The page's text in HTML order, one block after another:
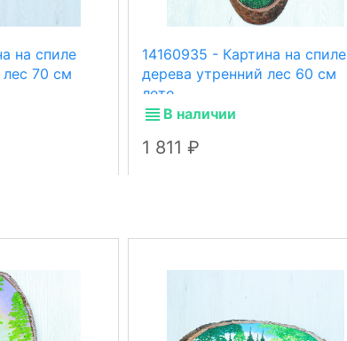
на спиле
70 см
14160935 - Картина на спиле
дерева утренний лес 60 см
лето
В наличии
1 811